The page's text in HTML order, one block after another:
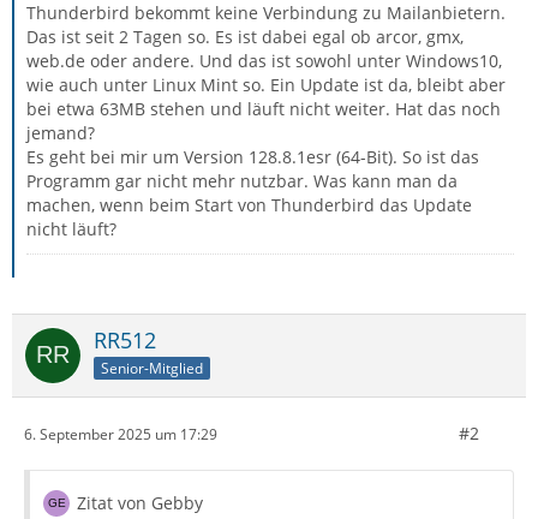
Thunderbird bekommt keine Verbindung zu Mailanbietern.
Das ist seit 2 Tagen so. Es ist dabei egal ob arcor, gmx,
web.de oder andere. Und das ist sowohl unter Windows10,
wie auch unter Linux Mint so. Ein Update ist da, bleibt aber
bei etwa 63MB stehen und läuft nicht weiter. Hat das noch
jemand?
Es geht bei mir um Version 128.8.1esr (64-Bit). So ist das
Programm gar nicht mehr nutzbar. Was kann man da
machen, wenn beim Start von Thunderbird das Update
nicht läuft?
RR512
Senior-Mitglied
6. September 2025 um 17:29 #2
Zitat von Gebby